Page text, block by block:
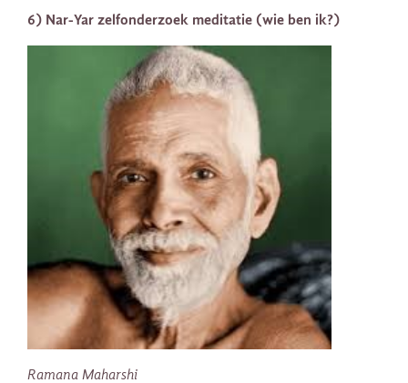
6) Nar-Yar zelfonderzoek meditatie (wie ben ik?)
Ramana Maharshi